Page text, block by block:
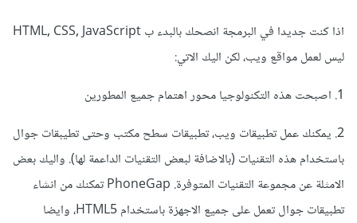
اذا كنت جديدا في البرمجة انصحك بالبدء ب HTML, CSS, JavaScript
ليس لعمل مواقع ويب، لكن اليك الاتي:
1. اصبحت هذه التكنولوجيا محور اهتمام جميع المطورين
2. يمكنك عمل تطبيقات ويب، تطبيقات سطح مكتب وحتى تطيبقات جوال
باستخدام هذه التقنيات (بالاضافة لبعض التقنيات الداعمة لها). واليك بعض
الامثلة عن مجموعة التقنيات المتوفرة. PhoneGap تمكنك من انشاء
تطبيقات جوال تعمل على جميع الاجهزة باستخدام HTML5، وايضا